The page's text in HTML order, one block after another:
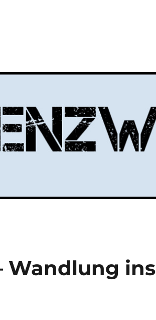
Wandlung ins